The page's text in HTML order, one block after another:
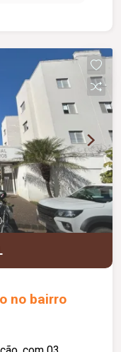
1.000 litros
no bairro